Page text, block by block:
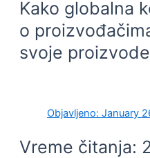
Kako globalna
o
svoje proizvode
Objavljeno: January
Vreme čitanja: